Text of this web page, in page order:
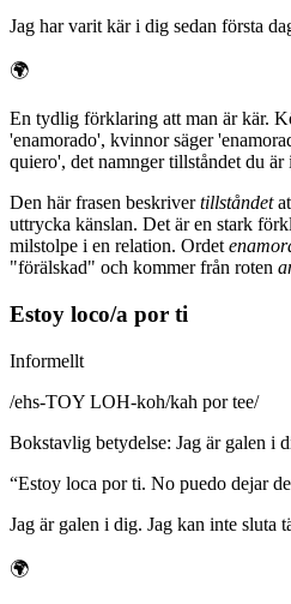
Jag har varit kär i dig sedan första
🌍
En tydlig förklaring att man är kär.
'enamorado', kvinnor säger
quiero', det namnger tillståndet du är
Den här frasen beskrivertillståndet
uttrycka känslan. Det är en stark
milstolpe i en relation. Ordet
"förälskad" och kommer från roten
Estoy loco/a por ti
Informellt
/ehs-TOY LOH-koh/kah por tee/
Bokstavlig betydelse: Jag är galen i
“Estoy loca por ti. No puedo dejar
Jag är galen i dig. Jag kan inte sluta
🌍